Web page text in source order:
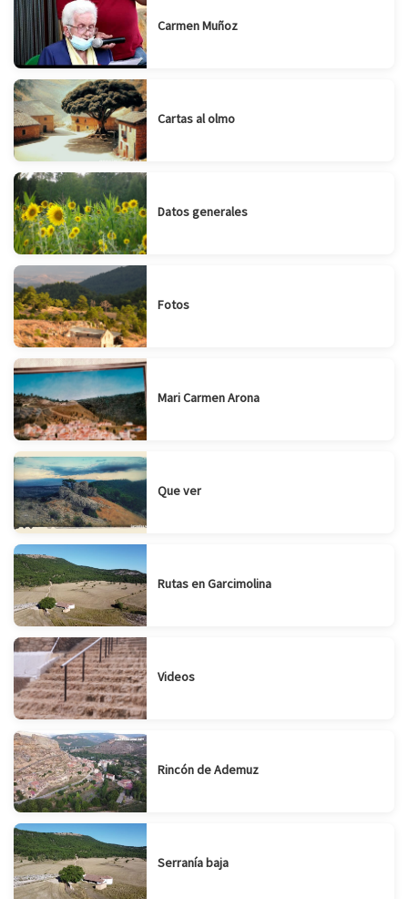
Carmen Muñoz
Cartas al olmo
Datos generales
Fotos
Mari Carmen Arona
Que ver
Rutas en Garcimolina
Videos
Rincón de Ademuz
Serranía baja